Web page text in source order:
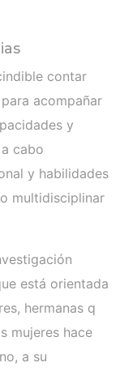
contar
acompañar
y
cabo
y habilidades
multidisciplinar
está orientada
hermanas q
mujeres hace
a su